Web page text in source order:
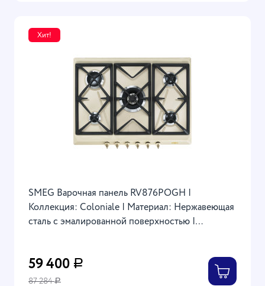
Хит!
SMEG Варочная панель RV876POGH |
Коллекция: Coloniale | Материал: Нержавеющая
сталь с эмалированной поверхностью |
59 400 Р
87 284Р